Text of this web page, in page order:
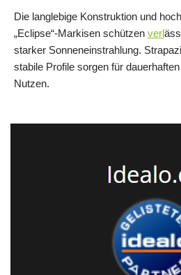
Die langlebige Konstruktion und
„Eclipse“-Markisen schützen verl
starker Sonneneinstrahlung.
stabile Profile sorgen für
Nutzen.